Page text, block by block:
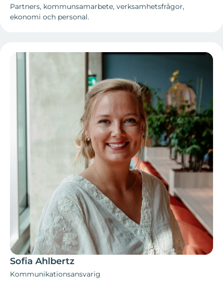
Partners, kommunsamarbete, verksamhetsfrågor,
ekonomi och personal.
Sofia Ahlbertz
Kommunikationsansvarig